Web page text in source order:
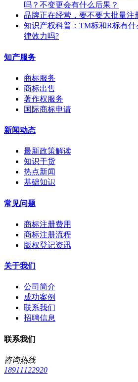
吗？不变更会有什么后果？
品牌正在经营，要不要大批量注
知识产权科普：TM标和R标有
律效力吗?
知产服务
商标服务
商标出售
著作权服务
国际商标申请
新闻动态
最新政策解读
知识干货
热点新闻
基础知识
常见问题
商标注册费用
商标注册流程
版权登记资讯
关于我们
公司简介
成功案例
联系我们
招聘信息
联系我们
咨询热线
18911122920